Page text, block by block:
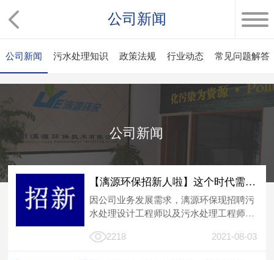
公司新闻
公司新闻 污水处理知识 政策法规 行业动态 常见问题解答
公司新闻
【漓源环保招新人啦】这个时代需要环保人，我们需要你
因公司业务发展需求，漓源环保现招聘污
水处理设计工程师以及污水处理工程师，
2218
2021-08-03